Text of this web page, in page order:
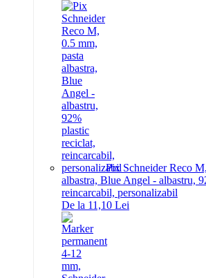
Pix Schneider Reco
albastra, Blue Angel - albastru,
reincarcabil, personalizabil
De la 11,10 Lei